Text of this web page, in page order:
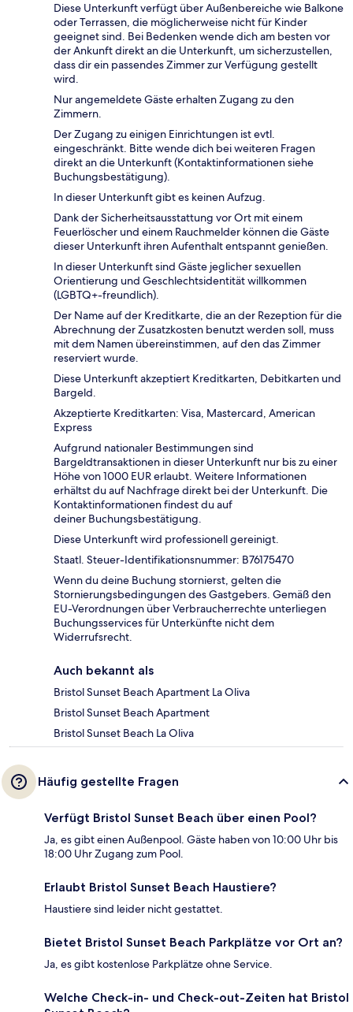
Diese Unterkunft verfügt über Außenbereiche wie Balkone
oder Terrassen, die möglicherweise nicht für Kinder
geeignet sind. Bei Bedenken wende dich am besten vor
der Ankunft direkt an die Unterkunft, um sicherzustellen,
dass dir ein passendes Zimmer zur Verfügung gestellt
wird.
Nur angemeldete Gäste erhalten Zugang zu den
Zimmern.
Der Zugang zu einigen Einrichtungen ist evtl.
eingeschränkt. Bitte wende dich bei weiteren Fragen
direkt an die Unterkunft (Kontaktinformationen siehe
Buchungsbestätigung).
In dieser Unterkunft gibt es keinen Aufzug.
Dank der Sicherheitsausstattung vor Ort mit einem
Feuerlöscher und einem Rauchmelder können die Gäste
dieser Unterkunft ihren Aufenthalt entspannt genießen.
In dieser Unterkunft sind Gäste jeglicher sexuellen
Orientierung und Geschlechtsidentität willkommen
(LGBTQ+-freundlich).
Der Name auf der Kreditkarte, die an der Rezeption für die
Abrechnung der Zusatzkosten benutzt werden soll, muss
mit dem Namen übereinstimmen, auf den das Zimmer
reserviert wurde.
Diese Unterkunft akzeptiert Kreditkarten, Debitkarten und
Bargeld.
Akzeptierte Kreditkarten: Visa, Mastercard, American
Express
Aufgrund nationaler Bestimmungen sind
Bargeldtransaktionen in dieser Unterkunft nur bis zu einer
Höhe von 1000 EUR erlaubt. Weitere Informationen
erhältst du auf Nachfrage direkt bei der Unterkunft. Die
Kontaktinformationen findest du auf
deiner Buchungsbestätigung.
Diese Unterkunft wird professionell gereinigt.
Staatl. Steuer-Identifikationsnummer: B76175470
Wenn du deine Buchung stornierst, gelten die
Stornierungsbedingungen des Gastgebers. Gemäß den
EU-Verordnungen über Verbraucherrechte unterliegen
Buchungsservices für Unterkünfte nicht dem
Widerrufsrecht.
Auch bekannt als
Bristol Sunset Beach Apartment La Oliva
Bristol Sunset Beach Apartment
Bristol Sunset Beach La Oliva
Häufig gestellte Fragen
Verfügt Bristol Sunset Beach über einen Pool?
Ja, es gibt einen Außenpool. Gäste haben von 10:00 Uhr bis
18:00 Uhr Zugang zum Pool.
Erlaubt Bristol Sunset Beach Haustiere?
Haustiere sind leider nicht gestattet.
Bietet Bristol Sunset Beach Parkplätze vor Ort an?
Ja, es gibt kostenlose Parkplätze ohne Service.
Welche Check-in- und Check-out-Zeiten hat Bristol